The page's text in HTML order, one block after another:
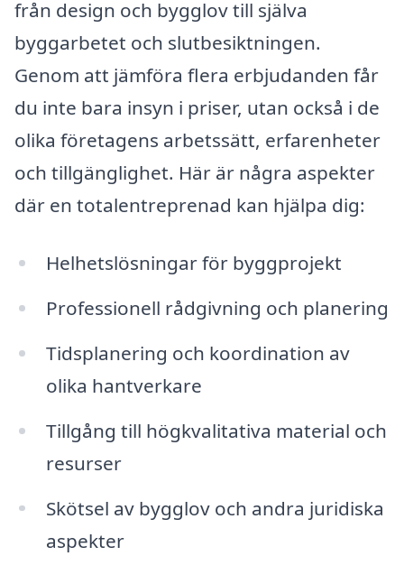
från design och bygglov till själva
byggarbetet och slutbesiktningen.
Genom att jämföra flera erbjudanden får
du inte bara insyn i priser, utan också i de
olika företagens arbetssätt, erfarenheter
och tillgänglighet. Här är några aspekter
där en totalentreprenad kan hjälpa dig:
Helhetslösningar för byggprojekt
Professionell rådgivning och planering
Tidsplanering och koordination av
olika hantverkare
Tillgång till högkvalitativa material och
resurser
Skötsel av bygglov och andra juridiska
aspekter